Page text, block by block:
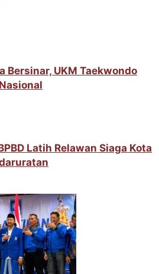
Bersinar, UKM Taekwondo
Latih Relawan Siaga Kota